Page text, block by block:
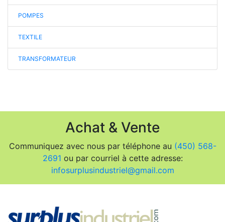
POMPES
TEXTILE
TRANSFORMATEUR
Achat & Vente
Communiquez avec nous par téléphone au (450) 568-
2691 ou par courriel à cette adresse:
infosurplusindustriel@gmail.com